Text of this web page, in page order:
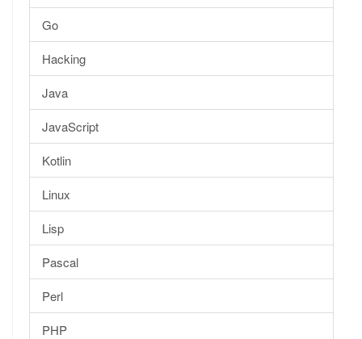
Go
Hacking
Java
JavaScript
Kotlin
Linux
Lisp
Pascal
Perl
PHP